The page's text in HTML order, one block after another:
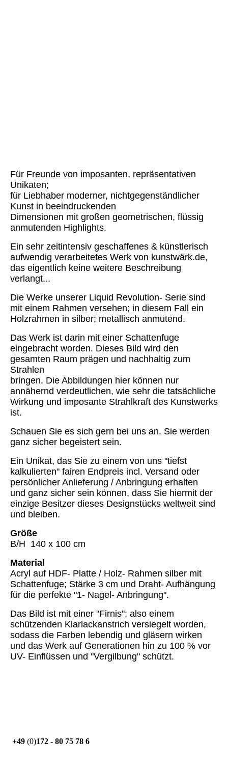
Für Freunde von imposanten, repräsentativen
Unikaten;
für Liebhaber moderner, nichtgegenständlicher
Kunst in beeindruckenden
Dimensionen mit großen geometrischen, flüssig
anmutenden Highlights.
Ein sehr zeitintensiv geschaffenes & künstlerisch
aufwendig verarbeitetes Werk von kunstwärk.de,
das eigentlich keine weitere Beschreibung
verlangt...
Die Werke unserer Liquid Revolution- Serie sind
mit einem Rahmen versehen; in diesem Fall ein
Holzrahmen in silber; metallisch anmutend.
Das Werk ist darin mit einer Schattenfuge
eingebracht worden. Dieses Bild wird den
gesamten Raum prägen und nachhaltig zum
Strahlen
bringen. Die Abbildungen hier können nur
annähernd verdeutlichen, wie sehr die tatsächliche
Wirkung und imposante Strahlkraft des Kunstwerks
ist.
Schauen Sie es sich gern bei uns an. Sie werden
ganz sicher begeistert sein.
Ein Unikat, das Sie zu einem von uns "tiefst
kalkulierten" fairen Endpreis incl. Versand oder
persönlicher Anlieferung / Anbringung erhalten
und ganz sicher sein können, dass Sie hiermit der
einzige Besitzer dieses Designstücks weltweit sind
und bleiben.
Größe
B/H 140 x 100 cm
Material
Acryl auf HDF- Platte / Holz- Rahmen silber mit
Schattenfuge; Stärke 3 cm und Draht- Aufhängung
für die perfekte "1- Nagel- Anbringung".
Das Bild ist mit einer "Firnis"; also einem
schützenden Klarlackanstrich versiegelt worden,
sodass die Farben lebendig und gläsern wirken
und das Werk auf Generationen hin zu 100 % vor
UV- Einflüssen und "Vergilbung" schützt.
+49 (0)172 - 80 75 78 6